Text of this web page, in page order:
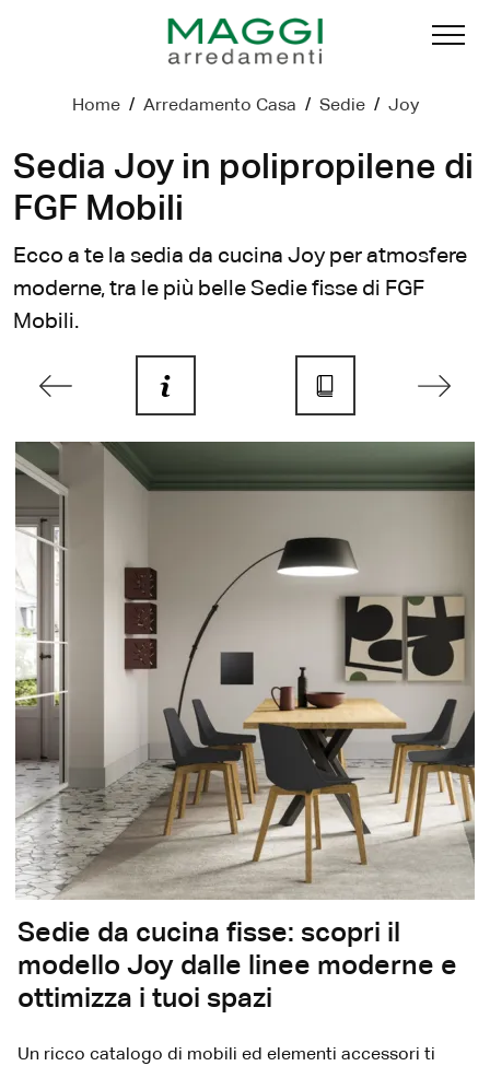
Home / Arredamento Casa / Sedie / Joy
Sedia Joy in polipropilene di
FGF Mobili
Ecco a te la sedia da cucina Joy per atmosfere
moderne, tra le più belle Sedie fisse di FGF
Mobili.
Sedie da cucina fisse: scopri il
modello Joy dalle linee moderne e
ottimizza i tuoi spazi
Un ricco catalogo di mobili ed elementi accessori ti